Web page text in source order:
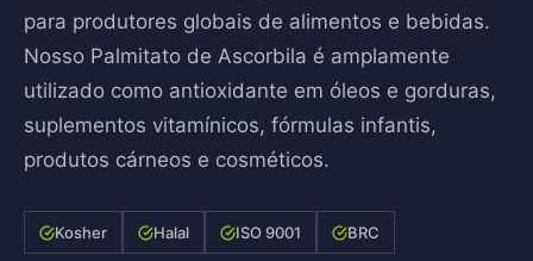
para produtores globais de alimentos e bebidas.
Nosso Palmitato de Ascorbila é amplamente
utilizado como antioxidante em óleos e gorduras,
suplementos vitamínicos, fórmulas infantis,
produtos cárneos e cosméticos.
Kosher Halal ISO 9001 BRC